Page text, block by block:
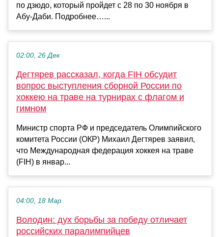
по дзюдо, который пройдет с 28 по 30 ноября в
Абу‑Даби. Подробнее…...
02:00, 26 Дек
Дегтярев рассказал, когда FIH обсудит
вопрос выступления сборной России по
хоккею на траве на турнирах с флагом и
гимном
Министр спорта РФ и председатель Олимпийского
комитета России (ОКР) Михаил Дегтярев заявил,
что Международная федерация хоккея на траве
(FIH) в январ...
04:00, 18 Мар
Володин: дух борьбы за победу отличает
российских паралимпийцев